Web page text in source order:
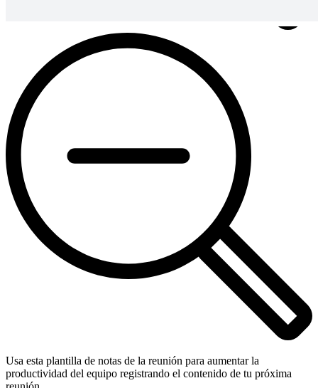
Usa esta plantilla de notas de la reunión para aumentar la
productividad del equipo registrando el contenido de tu próxima